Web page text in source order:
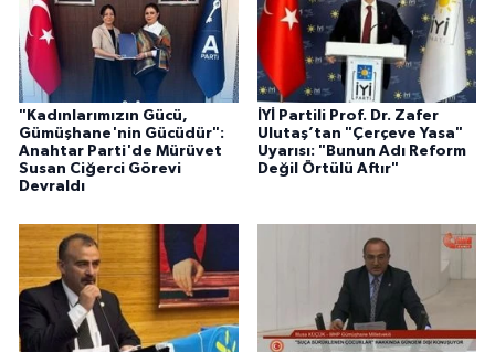
"Kadınlarımızın Gücü,
Gümüşhane'nin Gücüdür":
Anahtar Parti'de Mürüvet
Susan Ciğerci Görevi
Devraldı
İYİ Partili Prof. Dr. Zafer
Ulutaş’tan "Çerçeve Yasa"
Uyarısı: "Bunun Adı Reform
Değil Örtülü Aftır"